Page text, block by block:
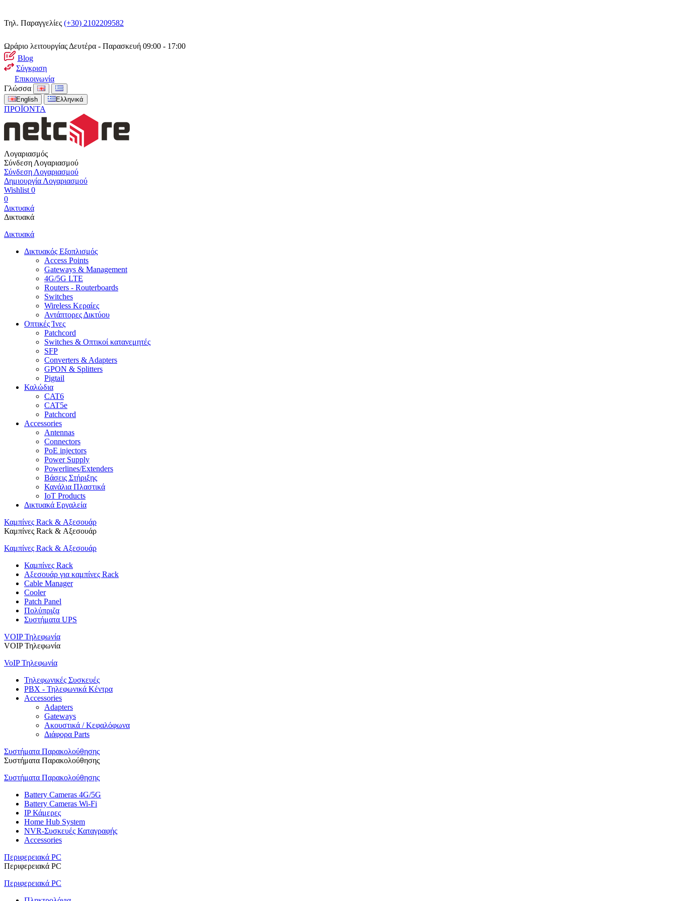
Τηλ. Παραγγελίες (+30) 2102209582
Ωράριο λειτουργίας Δευτέρα - Παρασκευή 09:00 - 17:00
Blog
Σύγκριση
Επικοινωνία
Γλώσσα
English Ελληνικά
ΠΡΟΪΟΝΤΑ
Λογαριασμός
Σύνδεση Λογαριασμού
Σύνδεση Λογαριασμού
Δημιουργία Λογαριασμού
Wishlist 0
0
Δικτυακά
Δικτυακά
Δικτυακά
Δικτυακός Εξοπλισμός
Access Points
Gateways & Management
4G/5G LTE
Routers - Routerboards
Switches
Wireless Κεραίες
Αντάπτορες Δικτύου
Οπτικές Ίνες
Patchcord
Switches & Οπτικοί κατανεμητές
SFP
Converters & Adapters
GPON & Splitters
Pigtail
Καλώδια
CAT6
CAT5e
Patchcord
Accessories
Antennas
Connectors
PoE injectors
Power Supply
Powerlines/Extenders
Βάσεις Στήριξης
Κανάλια Πλαστικά
IoT Products
Δικτυακά Εργαλεία
Καμπίνες Rack & Αξεσουάρ
Καμπίνες Rack & Αξεσουάρ
Καμπίνες Rack & Αξεσουάρ
Καμπίνες Rack
Αξεσουάρ για καμπίνες Rack
Cable Manager
Cooler
Patch Panel
Πολύπριζα
Συστήματα UPS
VOIP Τηλεφωνία
VOIP Τηλεφωνία
VoIP Τηλεφωνία
Τηλεφωνικές Συσκευές
PBX - Τηλεφωνικά Κέντρα
Accessories
Adapters
Gateways
Ακουστικά / Κεφαλόφωνα
Διάφορα Parts
Συστήματα Παρακολούθησης
Συστήματα Παρακολούθησης
Συστήματα Παρακολούθησης
Battery Cameras 4G/5G
Battery Cameras Wi-Fi
IP Κάμερες
Home Hub System
NVR-Συσκευές Καταγραφής
Accessories
Περιφερειακά PC
Περιφερειακά PC
Περιφερειακά PC